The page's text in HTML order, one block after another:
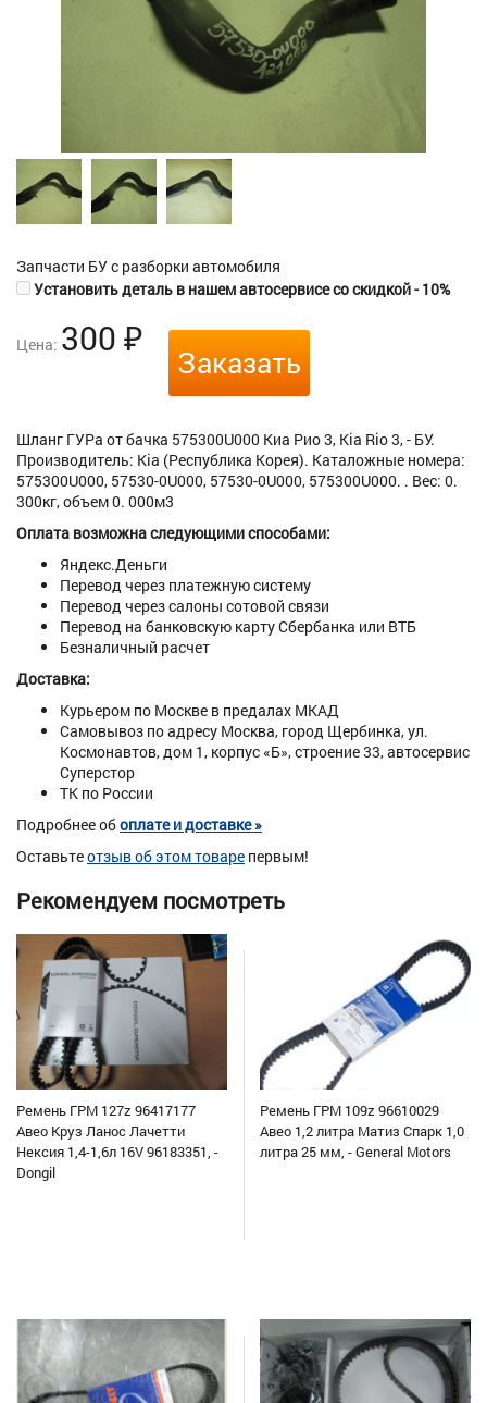
Запчасти БУ с разборки автомобиля
Установить деталь в нашем автосервисе со скидкой - 10%
Цена: 300 ₽
Заказать
Шланг ГУРа от бачка 575300U000 Киа Рио 3, Kia Rio 3, - БУ.
Производитель: Kia (Республика Корея). Каталожные номера:
575300U000, 57530-0U000, 57530-0U000, 575300U000. . Вес: 0.
300кг, объем 0. 000м3
Оплата возможна следующими способами:
Яндекс.Деньги
Перевод через платежную систему
Перевод через салоны сотовой связи
Перевод на банковскую карту Сбербанка или ВТБ
Безналичный расчет
Доставка:
Курьером по Москве в предалах МКАД
Самовывоз по адресу Москва, город Щербинка, ул.
Космонавтов, дом 1, корпус «Б», строение 33, автосервис
Суперстор
ТК по России
Подробнее обоплате и доставке »
Оставьтеотзыв об этом товаре первым!
Рекомендуем посмотреть
Ремень ГРМ 127z 96417177
Авео Круз Ланос Лачетти
Нексия 1,4-1,6л 16V 96183351, -
Dongil
Ремень ГРМ 109z 96610029
Авео 1,2 литра Матиз Спарк 1,0
литра 25 мм, - General Motors